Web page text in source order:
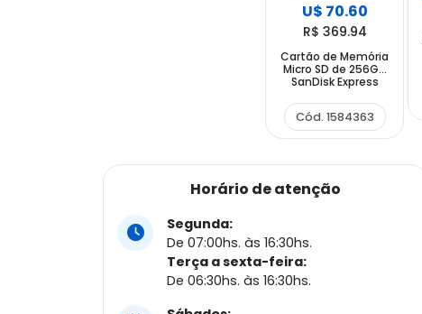
U$ 70.60
R$ 369.94
Cartão de Memória
Micro SD de 256GB
SanDisk Express
GN4NN - Preto
Vermelho
Cód. 1584363
Horário de atenção
Segunda:
De 07:00hs. às 16:30hs.
Terça a sexta-feira:
De 06:30hs. às 16:30hs.